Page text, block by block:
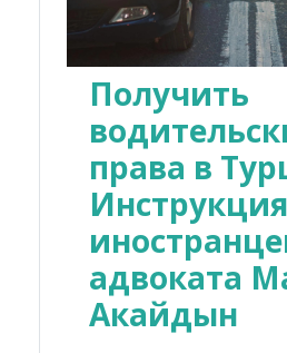
Получить
права в
адвоката
Акайдын